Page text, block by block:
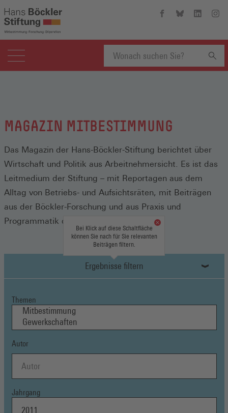
Hans-
Facebook
(Öffnet
Hans-
Bluesky
(Öffnet
Hans-
Linkedin
(Öffnet
Suchbegriff
MAGAZIN MITBESTIMMUNG
Das Magazin der Hans-Böckler-Stiftung berichtet über
Wirtschaft und Politik aus Arbeitnehmersicht. Es ist das
Leitmedium der Stiftung – mit Reportagen aus dem
Alltag von Betriebs- und Aufsichtsräten, mit Beiträgen
aus der Böckler-Forschung und aus Praxis und
Programmatik der Gewerkschaften.
Ergebnisse filtern
Bei Klick auf diese Schaltfläche
können Sie nach für Sie relevanten
Beiträgen filtern.
Themen
Autor
Jahrgang